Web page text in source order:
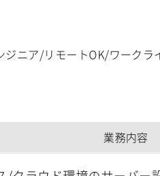
ジニア/リモートOK/ワーク
業務内容